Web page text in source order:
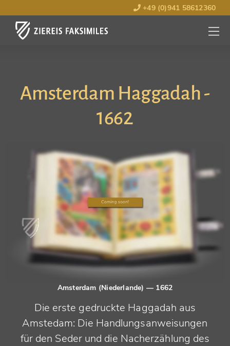
+49 (0)941 58612360
MENÜ
Amsterdam Haggadah -
1662
Amsterdam (Niederlande) — 1662
Die erste gedruckte Haggadah aus
Amstedam: Die Handlungsanweisungen
für den Seder und die Nacherzählung des